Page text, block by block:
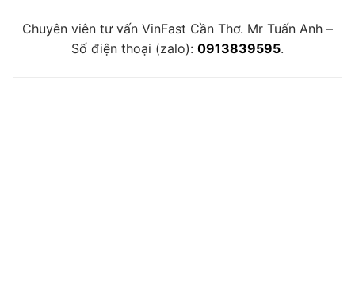
Chuyên viên tư vấn VinFast Cần Thơ. Mr Tuấn Anh –
Số điện thoại (zalo): 0913839595.